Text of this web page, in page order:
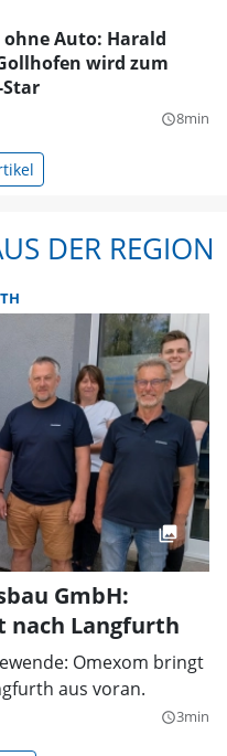
ohne Auto: Harald
wird zum
query_builder8min
DER REGION
GmbH:
nach Langfurth
Omexom bringt
aus voran.
query_builder3min